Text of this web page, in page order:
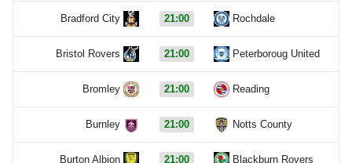
Bradford City 21:00 Rochdale
Bristol Rovers 21:00 Peterboroug United
Bromley 21:00 Reading
Burnley 21:00 Notts County
Burton Albion 21:00 Blackburn Rovers